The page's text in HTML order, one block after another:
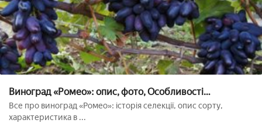
Виноград «Ромео»: опис, фото, Особливості
вирощування сорту
Все про виноград «Ромео»: історія селекції, опис сорту,
характеристика в ...